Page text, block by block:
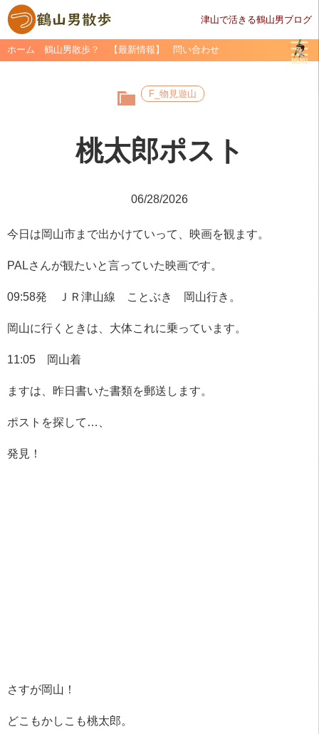
津山で活きる鶴山男ブログ
ホーム 鶴山男散歩？ 【最新情報】 問い合わせ
F_物見遊山
桃太郎ポスト
06/28/2026
今日は岡山市まで出かけていって、映画を観ます。
PALさんが観たいと言っていた映画です。
09:58発 ＪＲ津山線 ことぶき 岡山行き。
岡山に行くときは、大体これに乗っています。
11:05 岡山着
ますは、昨日書いた書類を郵送します。
ポストを探して…、
発見！
さすが岡山！
どこもかしこも桃太郎。